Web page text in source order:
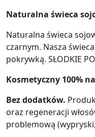
Naturalna świeca
Naturalna świeca
czarnym. Nasza
pokrywką. SŁODKIE
Kosmetyczny 100%
Bez dodatków.
oraz regeneracji
problemową (wypryski,